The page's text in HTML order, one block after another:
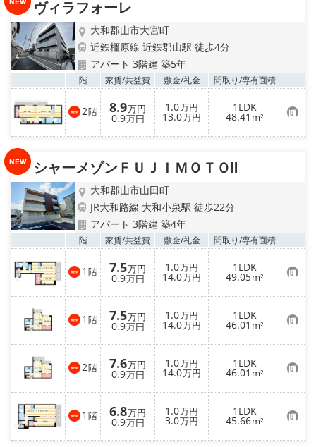
ヴィラフォーレ
大和郡山市大宮町
近鉄橿原線 近鉄郡山駅 徒歩4分
アパート 3階建 築5年
階 家賃/共益費 敷金/礼金 間取り/専有面積
2階 8.9万円
0.9万円
1.0万円
13.0万円
1LDK
48.41 m² お
気
に
り
シャーメゾンＦＵＪＩＭＯＴＯⅡ
大和郡山市山田町
JR大和路線 大和小泉駅 徒歩22分
アパート 3階建 築4年
階 家賃/共益費 敷金/礼金 間取り/専有面積
1 階 7.5万円
0.9万円
1.0万円
14.0万円
1LDK
49.05m² お
気
に
入
り
登
録
1 階 7.5万円
0.9万円
1.0万円
14.0万円
1LDK
46.01 m² お
気
に
入
り
登
録
2階 7.6万円
0.9万円
1.0万円
14.0万円
1LDK
46.01 m² お
気
に
入
り
登
録
1 階 6.8万円
0.9万円
1.0万円
3.0万円
1LDK
45.66m² お
気
に